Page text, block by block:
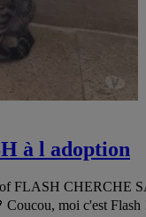
à l adoption
FLASH CHERCHE
moi c'est Flash